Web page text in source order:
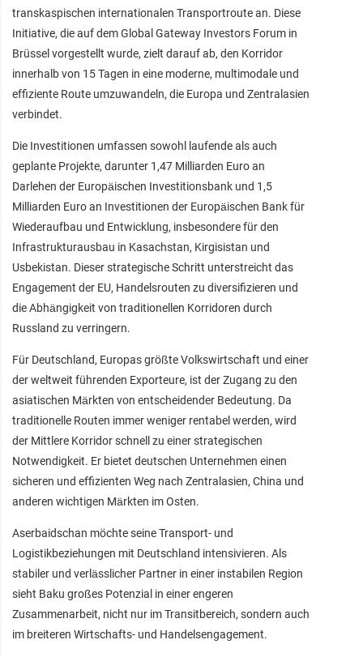
transkaspischen internationalen Transportroute an. Diese
Initiative, die auf dem Global Gateway Investors Forum in
Brüssel vorgestellt wurde, zielt darauf ab, den Korridor
innerhalb von 15 Tagen in eine moderne, multimodale und
effiziente Route umzuwandeln, die Europa und Zentralasien
verbindet.
Die Investitionen umfassen sowohl laufende als auch
geplante Projekte, darunter 1,47 Milliarden Euro an
Darlehen der Europäischen Investitionsbank und 1,5
Milliarden Euro an Investitionen der Europäischen Bank für
Wiederaufbau und Entwicklung, insbesondere für den
Infrastrukturausbau in Kasachstan, Kirgisistan und
Usbekistan. Dieser strategische Schritt unterstreicht das
Engagement der EU, Handelsrouten zu diversifizieren und
die Abhängigkeit von traditionellen Korridoren durch
Russland zu verringern.
Für Deutschland, Europas größte Volkswirtschaft und einer
der weltweit führenden Exporteure, ist der Zugang zu den
asiatischen Märkten von entscheidender Bedeutung. Da
traditionelle Routen immer weniger rentabel werden, wird
der Mittlere Korridor schnell zu einer strategischen
Notwendigkeit. Er bietet deutschen Unternehmen einen
sicheren und effizienten Weg nach Zentralasien, China und
anderen wichtigen Märkten im Osten.
Aserbaidschan möchte seine Transport- und
Logistikbeziehungen mit Deutschland intensivieren. Als
stabiler und verlässlicher Partner in einer instabilen Region
sieht Baku großes Potenzial in einer engeren
Zusammenarbeit, nicht nur im Transitbereich, sondern auch
im breiteren Wirtschafts- und Handelsengagement.